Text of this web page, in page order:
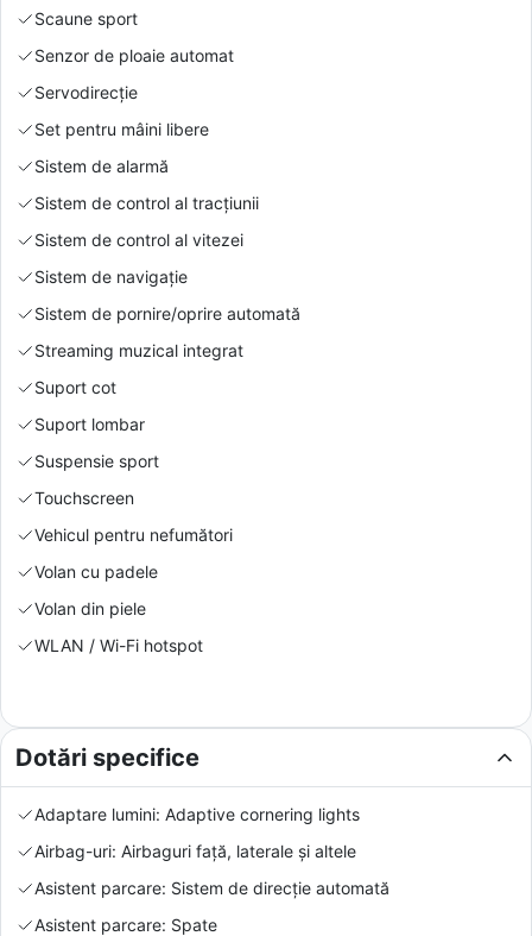
Scaune sport
Senzor de ploaie automat
Servodirecție
Set pentru mâini libere
Sistem de alarmă
Sistem de control al tracțiunii
Sistem de control al vitezei
Sistem de navigație
Sistem de pornire/oprire automată
Streaming muzical integrat
Suport cot
Suport lombar
Suspensie sport
Touchscreen
Vehicul pentru nefumători
Volan cu padele
Volan din piele
WLAN / Wi-Fi hotspot
Dotări specifice
Adaptare lumini: Adaptive cornering lights
Airbag-uri: Airbaguri față, laterale și altele
Asistent parcare: Sistem de direcție automată
Asistent parcare: Spate